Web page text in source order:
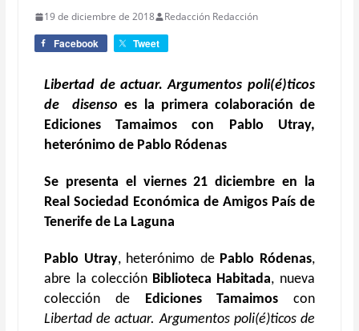
19 de diciembre de 2018 Redacción Redacción
Facebook Tweet
Libertad de actuar. Argumentos poli(é)ticos
de disenso es la primera colaboración de
Ediciones Tamaimos con Pablo Utray,
heterónimo de Pablo Ródenas
Se presenta el viernes 21 diciembre en la
Real Sociedad Económica de Amigos País de
Tenerife de La Laguna
Pablo Utray, heterónimo de Pablo Ródenas,
abre la colección Biblioteca Habitada, nueva
colección de Ediciones Tamaimos con
Libertad de actuar. Argumentos poli(é)ticos de